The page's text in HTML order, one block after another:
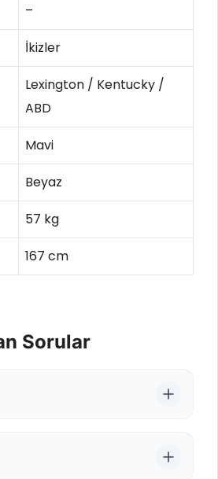
–
İkizler
Lexington / Kentucky /
ABD
Mavi
Beyaz
57 kg
167 cm
Sorular